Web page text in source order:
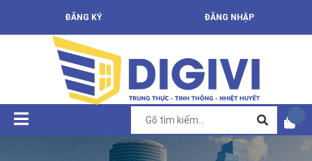
ĐĂNG KÝ ĐĂNG NHẬP